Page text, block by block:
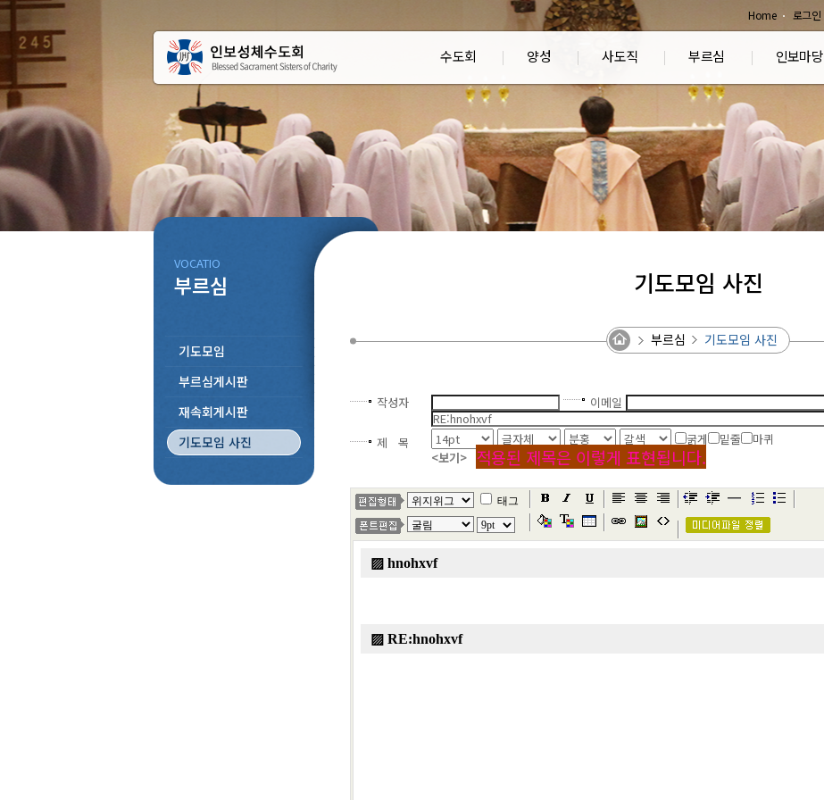
Home 로그인
수도회 양성 사도직 부르심 인보마당
VOCATIO
부르심
기도모임
부르심게시판
재속회게시판
기도모임 사진
기도모임 사진
부르심 기도모임 사진
작성자 이메일
제 목 굵게 밑줄
마퀴
<보기> 적용된 제목은 이렇게 표현됩니다.